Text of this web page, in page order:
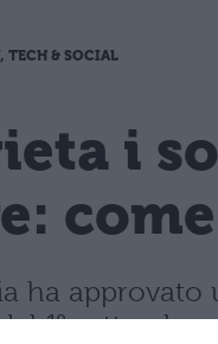
TECH & SOCIAL
i
ha
1° settembre.